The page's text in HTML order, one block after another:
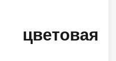
цветовая